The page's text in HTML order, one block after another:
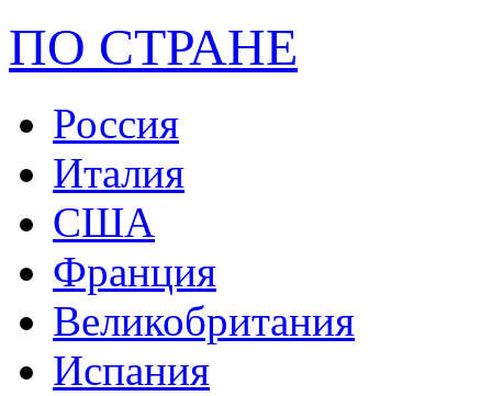
ПО СТРАНЕ
Россия
Италия
США
Франция
Великобритания
Испания